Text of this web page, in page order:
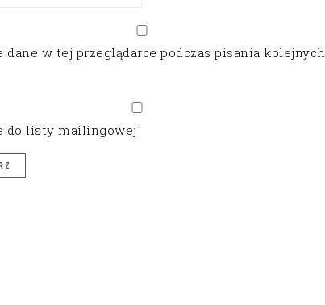
dane w tej przeglądarce podczas pisania kolejnych
do listy mailingowej